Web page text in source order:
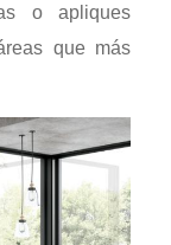
o apliques
que más